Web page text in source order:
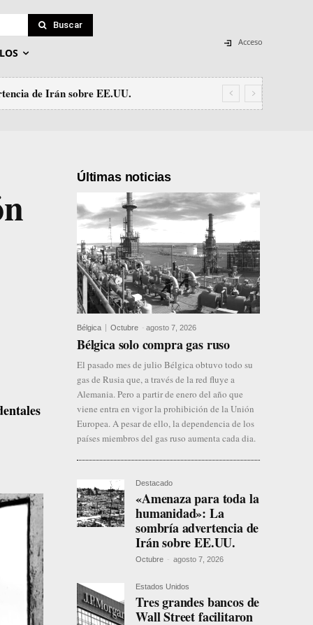
Buscar
Acceso
de Irán sobre EE.UU.
Últimas noticias
Bélgica Octubre - agosto 7, 2026
Bélgica solo compra gas ruso
El pasado mes de julio Bélgica obtuvo todo su
gas de Rusia que, a través de la red fluye a
Alemania. Pero a partir de enero del año que
viene entra en vigor la prohibición de la Unión
Europea. A pesar de ello, la dependencia de los
países miembros del gas ruso aumenta cada dia.
Destacado
«Amenaza para toda la
humanidad»: La
sombría advertencia de
Irán sobre EE.UU.
Octubre - agosto 7, 2026
Estados Unidos
Tres grandes bancos de
Wall Street facilitaron